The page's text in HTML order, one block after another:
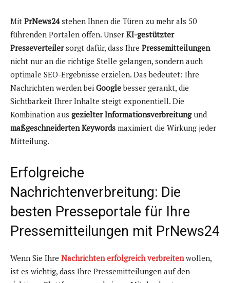
Mit PrNews24stehen Ihnen die Türen zu mehr als 50
führenden Portalen offen. Unser KI-gestützter
Presseverteilersorgt dafür, dass Ihre Pressemitteilungen
nicht nur an die richtige Stelle gelangen, sondern auch
optimale SEO-Ergebnisse erzielen. Das bedeutet: Ihre
Nachrichten werden bei Googlebesser gerankt, die
Sichtbarkeit Ihrer Inhalte steigt exponentiell. Die
Kombination aus gezielter Informationsverbreitungund
maßgeschneiderten Keywords maximiert die Wirkung jeder
Mitteilung.
Erfolgreiche
Nachrichtenverbreitung: Die
besten Presseportale für Ihre
Pressemitteilungen mit PrNews24
Wenn Sie Ihre Nachrichten erfolgreich verbreiten wollen,
ist es wichtig, dass Ihre Pressemitteilungen auf den